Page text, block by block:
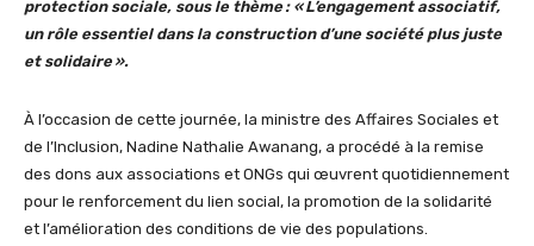
protection sociale, sous le thème : « L’engagement associatif,
un rôle essentiel dans la construction d’une société plus juste
et solidaire ».
À l’occasion de cette journée, la ministre des Affaires Sociales et
de l’Inclusion, Nadine Nathalie Awanang, a procédé à la remise
des dons aux associations et ONGs qui œuvrent quotidiennement
pour le renforcement du lien social, la promotion de la solidarité
et l’amélioration des conditions de vie des populations.